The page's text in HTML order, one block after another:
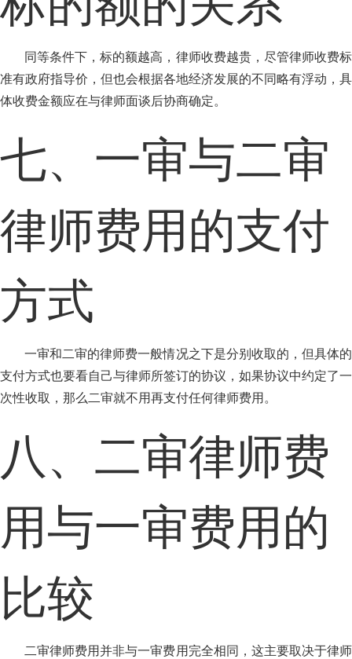
同等条件下，标的额越高，律师收费越贵，尽管律师收费标
准有政府指导价，但也会根据各地经济发展的不同略有浮动，具
体收费金额应在与律师面谈后协商确定。
七、一审与二审
律师费用的支付
方式
一审和二审的律师费一般情况之下是分别收取的，但具体的
支付方式也要看自己与律师所签订的协议，如果协议中约定了一
次性收取，那么二审就不用再支付任何律师费用。
八、二审律师费
用与一审费用的
比较
二审律师费用并非与一审费用完全相同，这主要取决于律师